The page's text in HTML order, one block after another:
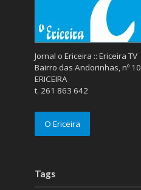
Jornal o Ericeira :: Ericeira TV
Bairro das Andorinhas, nº 10
ERICEIRA
t. 261 863 642
O Ericeira
Tags